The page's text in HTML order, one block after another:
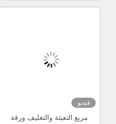
فيديو
مربع التعبئة والتغليف ورقة